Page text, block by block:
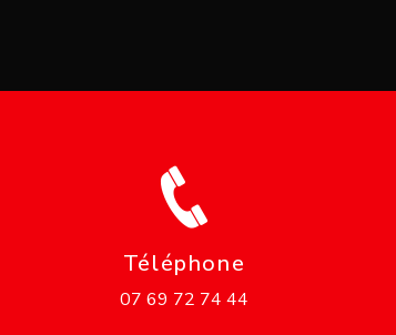
Téléphone
07 69 72 74 44